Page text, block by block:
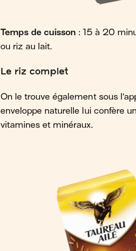
Temps de cuisson: 15 à 20
ou riz au lait.
Le riz complet
On le trouve également sous
enveloppe naturelle lui confère
vitamines et minéraux.